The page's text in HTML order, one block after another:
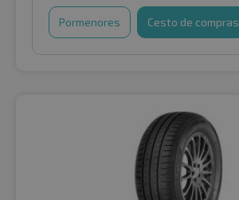
Pormenores Cesto de compras